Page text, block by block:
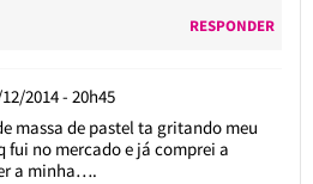
RESPONDER
2014 - 20h45
massa de pastel ta gritando meu
no mercado e já comprei a
a minha….